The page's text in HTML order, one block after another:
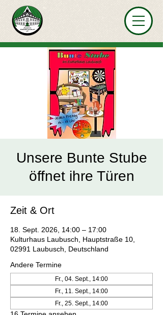
Unsere Bunte Stube
öffnet ihre Türen
Zeit & Ort
18. Sept. 2026, 14:00 – 17:00
Kulturhaus Laubusch, Hauptstraße 10,
02991 Laubusch, Deutschland
Andere Termine
Fr., 04. Sept., 14:00
Fr., 11. Sept., 14:00
Fr., 25. Sept., 14:00